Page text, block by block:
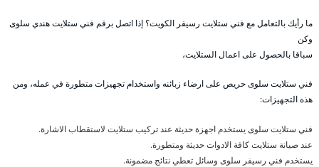
ما رأيك بالتعامل مع فني ستلايت رسيفر الكويت؟ إذا اتصل برقم فني ستلايت هندي سلوى
وكن
سباقا بالحصول على اعمال الستلايت،
فني ستلايت سلوى حريص على ارضاء زبائنه واستخدام تجهيزات متطورة في عمله، ومن
هذه التجهيزات:
فني ستلايت سلوى يستخدم اجهزة حديثة عند تركيب ستلايت لاستقطاب الاشارة.
عند صيانة ستلايت كافة الادوات حديثة ومتطورة.
يستخدم فني رسيفر سلوى وسائل تعطي نتائج مضمونة.